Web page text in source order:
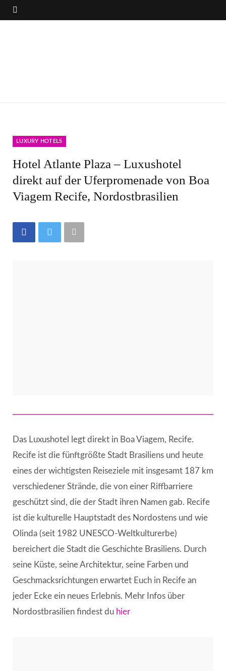
LUXURY HOTELS
Hotel Atlante Plaza – Luxushotel
direkt auf der Uferpromenade von Boa
Viagem Recife, Nordostbrasilien
Das Luxushotel legt direkt in Boa Viagem, Recife.
Recife ist die fünftgrößte Stadt Brasiliens und heute
eines der wichtigsten Reiseziele mit insgesamt 187 km
verschiedener Strände, die von einer Riffbarriere
geschützt sind, die der Stadt ihren Namen gab. Recife
ist die kulturelle Hauptstadt des Nordostens und wie
Olinda (seit 1982 UNESCO-Weltkulturerbe)
bereichert die Stadt die Geschichte Brasiliens. Durch
seine Küste, seine Architektur, seine Farben und
Geschmacksrichtungen erwartet Euch in Recife an
jeder Ecke ein neues Erlebnis. Mehr Infos über
Nordostbrasilien findest du hier